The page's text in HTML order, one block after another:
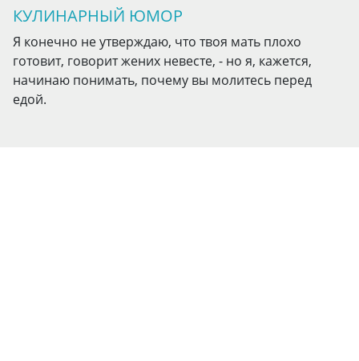
КУЛИНАРНЫЙ ЮМОР
Я конечно не утверждаю, что твоя мать плохо
готовит, говорит жених невесте, - но я, кажется,
начинаю понимать, почему вы молитесь перед
едой.